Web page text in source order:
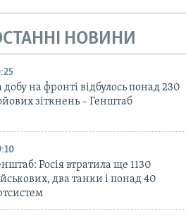
НОВИНИ
добу на фронті відбулось понад 230
зіткнень – Генштаб
Росія втратила ще 1130
два танки і понад 40